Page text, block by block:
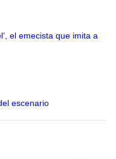
el emecista que imita a
escenario